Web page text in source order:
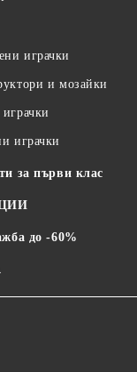
играчки
и мозайки
играчки
за първи клас
до -60%